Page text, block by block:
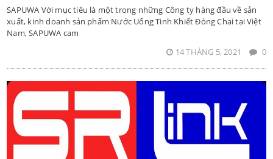
SAPUWA Với mục tiêu là một trong những Công ty hàng đầu về sản
xuất, kinh doanh sản phẩm Nước Uống Tinh Khiết Đóng Chai tại Việt
Nam, SAPUWA cam
14 THÁNG 5, 2021
0